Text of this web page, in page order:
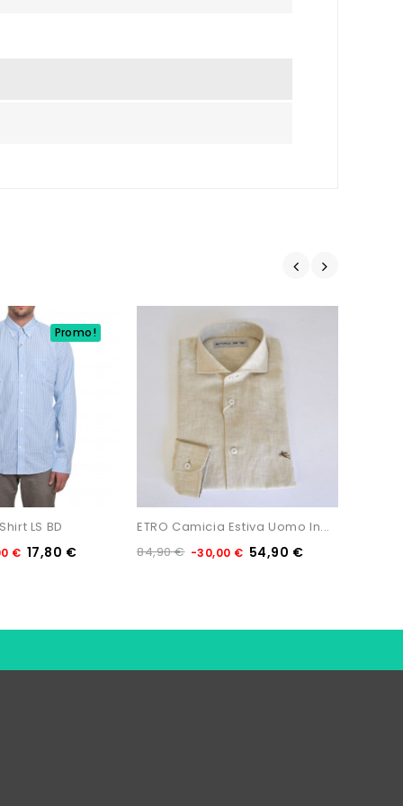
Promo!
LS BD
€ 17,80 €
ETRO Camicia Estiva Uomo In...
84,90 € -30,00 € 54,90 €